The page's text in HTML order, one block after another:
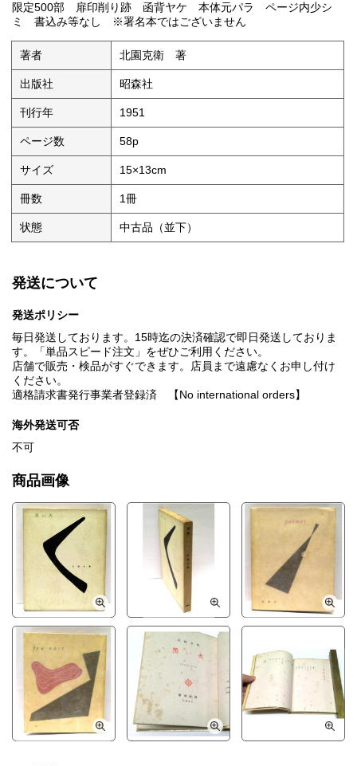
限定500部 扉印削り跡 函背ヤケ 本体元パラ ページ内少シ
ミ 書込み等なし ※署名本ではございません
著者 北園克衛 著
出版社 昭森社
刊行年 1951
ページ数 58p
サイズ 15×13cm
冊数 1冊
状態 中古品（並下）
発送について
発送ポリシー
毎日発送しております。15時迄の決済確認で即日発送しておりま
す。「単品スピード注文」をぜひご利用ください。
店舗で販売・検品がすぐできます。店員まで遠慮なくお申し付け
ください。
適格請求書発行事業者登録済 【No international orders】
海外発送可否
不可
商品画像